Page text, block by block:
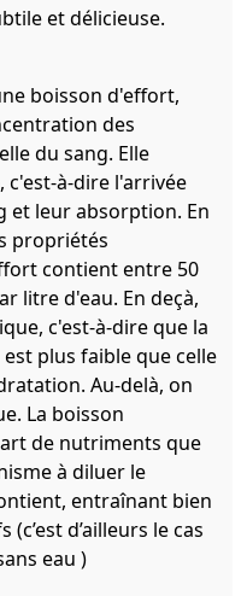
et délicieuse.
boisson d'effort,
des
du sang. Elle
c'est-à-dire l'arrivée
et leur absorption. En
propriétés
contient entre 50
litre d'eau. En deçà,
c'est-à-dire que la
plus faible que celle
Au-delà, on
La boisson
de nutriments que
à diluer le
entraînant bien
d’ailleurs le cas
eau )